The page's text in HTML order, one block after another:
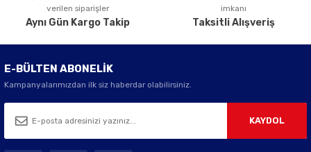
verilen siparişler
Aynı Gün Kargo Takip
imkanı
Taksitli Alışveriş
E-BÜLTEN ABONELİK
Kampanyalarımızdan ilk siz haberdar olabilirsiniz.
KAYDOL